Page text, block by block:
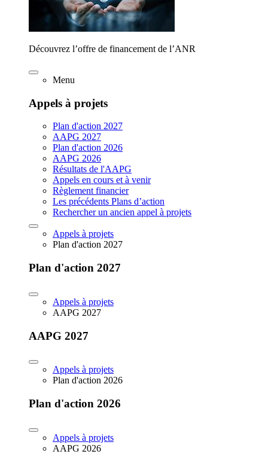
Découvrez l’offre de financement de l’ANR
Menu
Appels à projets
Plan d'action 2027
AAPG 2027
Plan d'action 2026
AAPG 2026
Résultats de l'AAPG
Appels en cours et à venir
Règlement financier
Les précédents Plans d’action
Rechercher un ancien appel à projets
Appels à projets
Plan d'action 2027
Plan d'action 2027
Appels à projets
AAPG 2027
AAPG 2027
Appels à projets
Plan d'action 2026
Plan d'action 2026
Appels à projets
AAPG 2026